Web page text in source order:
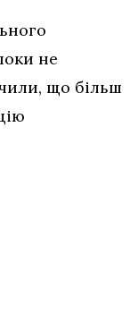
не
що більш